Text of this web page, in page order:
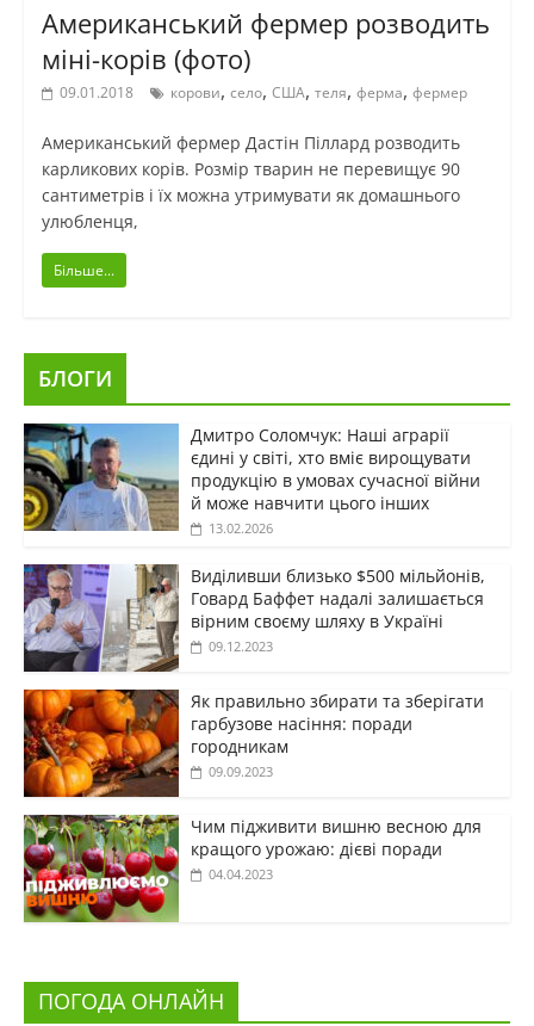
Американський фермер розводить
міні-корів (фото)
09.01.2018 корови, село, США, теля, ферма, фермер
Американський фермер Дастін Піллард розводить
карликових корів. Розмір тварин не перевищує 90
сантиметрів і їх можна утримувати як домашнього
улюбленця,
Більше...
БЛОГИ
Дмитро Соломчук: Наші аграрії
єдині у світі, хто вміє вирощувати
продукцію в умовах сучасної війни
й може навчити цього інших
13.02.2026
Виділивши близько $500 мільйонів,
Говард Баффет надалі залишається
вірним своєму шляху в Україні
09.12.2023
Як правильно збирати та зберігати
гарбузове насіння: поради
городникам
09.09.2023
Чим підживити вишню весною для
кращого урожаю: дієві поради
04.04.2023
ПОГОДА ОНЛАЙН